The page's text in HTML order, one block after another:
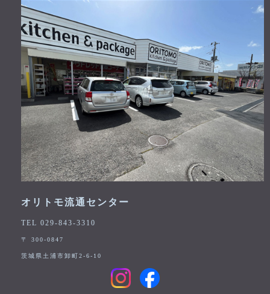
オリトモ流通センター
TEL 029-843-3310
〒 300-0847
茨城県土浦市卸町2-6-10